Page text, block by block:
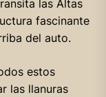
las Altas
fascinante
del auto.
estos
las llanuras